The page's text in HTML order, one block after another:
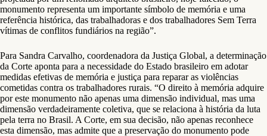
monumento representa um importante símbolo de memória e uma
referência histórica, das trabalhadoras e dos trabalhadores Sem Terra
vítimas de conflitos fundiários na região”.
Para Sandra Carvalho, coordenadora da Justiça Global, a determinação
da Corte aponta para a necessidade do Estado brasileiro em adotar
medidas efetivas de memória e justiça para reparar as violências
cometidas contra os trabalhadores rurais. “O direito à memória adquire
por este monumento não apenas uma dimensão individual, mas uma
dimensão verdadeiramente coletiva, que se relaciona à história da luta
pela terra no Brasil. A Corte, em sua decisão, não apenas reconhece
esta dimensão, mas admite que a preservação do monumento pode